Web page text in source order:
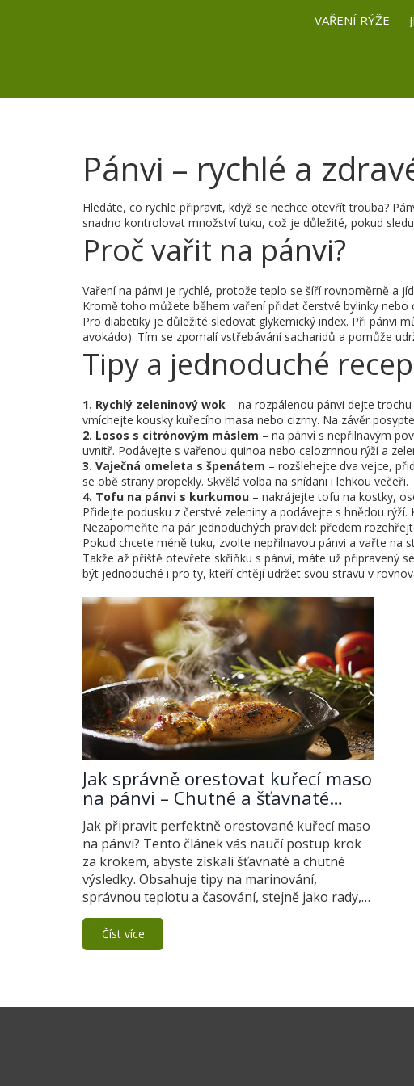
VAŘENÍ RÝŽE
Pánvi – rychlé a
Hledáte, co rychle připravit, když se nechce otevřít trouba?
snadno kontrolovat množství tuku, což je důležité, pokud
Proč vařit na pánvi?
Vaření na pánvi je rychlé, protože teplo se šíří rovnoměrně a
Kromě toho můžete během vaření přidat čerstvé bylinky
Pro diabetiky je důležité sledovat glykemický index. Při pánvi
avokádo). Tím se zpomalí vstřebávání sacharidů a pomůže
Tipy a jednoduché
1. Rychlý zeleninový wok – na rozpálenou pánvi dejte
vmíchejte kousky kuřecího masa nebo cizrny. Na závěr
2. Losos s citrónovým máslem – na pánvi s nepřilnavým
uvnitř. Podávejte s vařenou quinoa nebo celozrnnou rýží a
3. Vaječná omeleta s špenátem – rozšlehejte dva vejce,
se obě strany propekly. Skvělá volba na snídani i lehkou večeři.
4. Tofu na pánvi s kurkumou – nakrájejte tofu na kostky,
Přidejte podusku z čerstvé zeleniny a podávejte s hnědou
Nezapomeňte na pár jednoduchých pravidel: předem
Pokud chcete méně tuku, zvolte nepřilnavou pánvi a vařte na
Takže až příště otevřete skříňku s pánví, máte už připravený
být jednoduché i pro ty, kteří chtějí udržet svou stravu v
Jak správně orestovat kuřecí maso
na pánvi – Chutné a šťavnaté
recepty
Jak připravit perfektně orestované kuřecí maso
na pánvi? Tento článek vás naučí postup krok
za krokem, abyste získali šťavnaté a chutné
výsledky. Obsahuje tipy na marinování,
správnou teplotu a časování, stejně jako rady,
jak dosáhnout ideální krustu. Už žádné suché
nebo nedovařené kuře, po přečtení článku
budete moct snadno připravit skvělé kuřecí
Číst více